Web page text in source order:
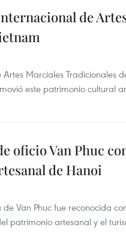
de
Artes Marciales Tradicionales
este patrimonio cultural
oficio Van Phuc
de Hanoi
Van Phuc fue reconocida
patrimonio artesanal y el